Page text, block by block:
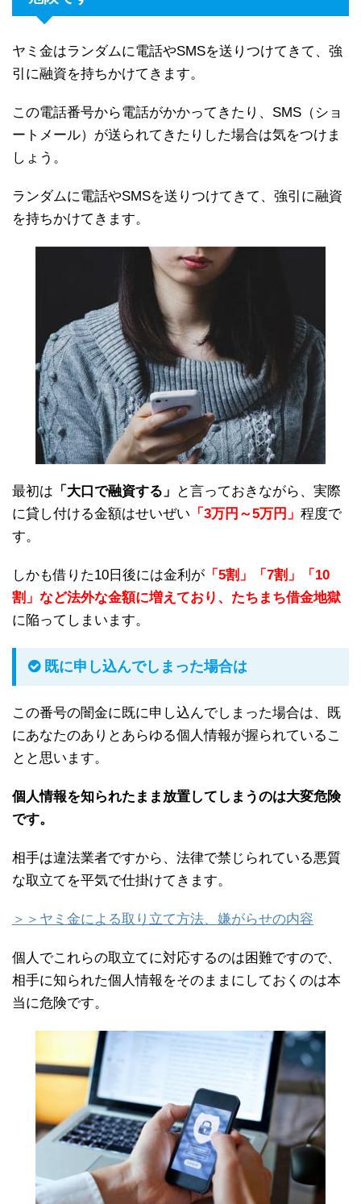
ヤミ金はランダムに電話やSMSを送りつけてきて、強
引に融資を持ちかけてきます。
この電話番号から電話がかかってきたり、SMS（ショ
ートメール）が送られてきたりした場合は気をつけま
しょう。
ランダムに電話やSMSを送りつけてきて、強引に融資
を持ちかけてきます。
最初は 「大口で融資する」
と言っておきながら、実際
に貸し付ける金額はせいぜい 「3万円～5万円」 程度で
す。
しかも借りた10日後には金利が 「5割」「7割」「10
割」など法外な金額に増えており、たちまち借金地獄
に陥ってしまいます。
既に申し込んでしまった場合は
この番号の闇金に既に申し込んでしまった場合は、既
にあなたのありとあらゆる個人情報が握られているこ
とと思います。
個人情報を知られたまま放置してしまうのは大変危険
です。
相手は違法業者ですから、法律で禁じられている悪質
な取立てを平気で仕掛けてきます。
＞＞ヤミ金による取り立て方法、嫌がらせの内容
個人でこれらの取立てに対応するのは困難ですので、
相手に知られた個人情報をそのままにしておくのは本
当に危険です。